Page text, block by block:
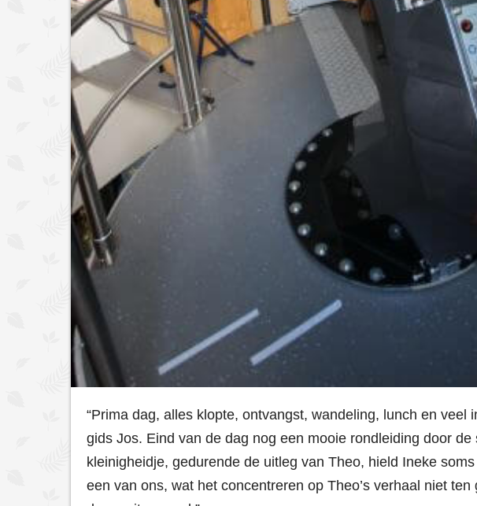
“Prima dag, alles klopte, ontvangst, wandeling, lunch en veel
gids Jos. Eind van de dag nog een mooie rondleiding door
kleinigheidje, gedurende de uitleg van Theo, hield Ineke
een van ons, wat het concentreren op Theo’s verhaal niet